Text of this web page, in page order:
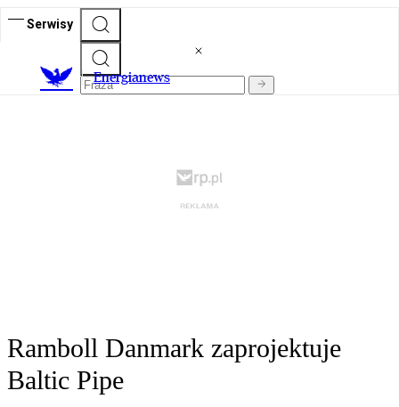
Serwisy
Energianews
Ramboll Danmark zaprojektuje
Baltic Pipe